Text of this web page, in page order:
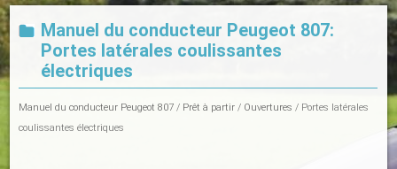
Manuel du conducteur Peugeot 807:
Portes latérales coulissantes
électriques
Manuel du conducteur Peugeot 807 / Prêt à partir / Ouvertures / Portes latérales
coulissantes électriques